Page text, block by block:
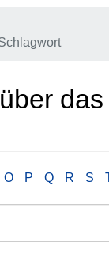
O P Q R S